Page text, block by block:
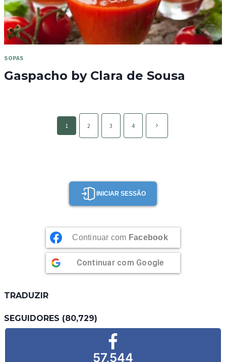
SOPAS
Gaspacho by Clara de Sousa
navigation
1 2 3 4
Página
seguinte
INICIAR SESSÃO
Continuar com Facebook
Continuar com Google
TRADUZIR
SEGUIDORES (80,729)
57,544